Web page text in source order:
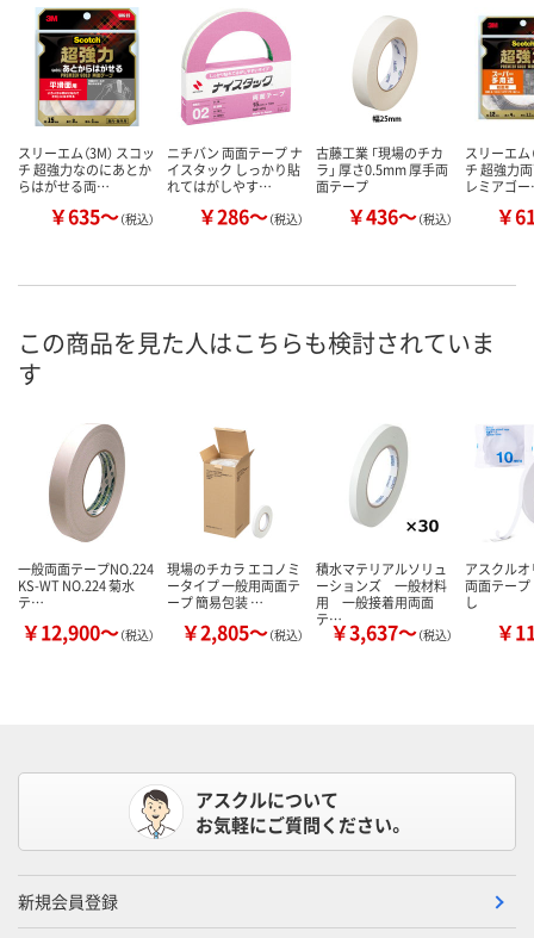
スリーエム（3M） スコッ
チ 超強力なのにあとか
らはがせる両…
￥635～（税込）
ニチバン 両面テープ ナ
イスタック しっかり貼
れてはがしやす…
￥286～（税込）
古藤工業 「現場のチカ
ラ」 厚さ0.5mm 厚手両
面テープ
￥436～（税込）
スリーエム
チ 超強力
レミアゴ
￥
この商品を見た人はこちらも検討されていま
す
一般両面テープNO.224
KS-WT NO.224 菊水
テ…
￥12,900～（税込）
現場のチカラ エコノミ
ータイプ 一般用両面テ
ープ 簡易包装 …
￥2,805～（税込）
積水マテリアルソリュ
ーションズ 一般材料
用 一般接着用両面
テ…￥3,637～（税込）
アスクル
両面テー
し
￥
アスクルについて
お気軽にご質問ください。
新規会員登録